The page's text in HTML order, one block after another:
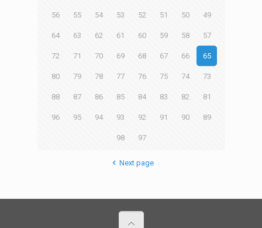
49
50
51
52
53
54
55
56
57
58
59
60
61
62
63
64
65
66
67
68
69
70
71
72
73
74
75
76
77
78
79
80
81
82
83
84
85
86
87
88
89
90
91
92
93
94
95
96
97
98
Next page